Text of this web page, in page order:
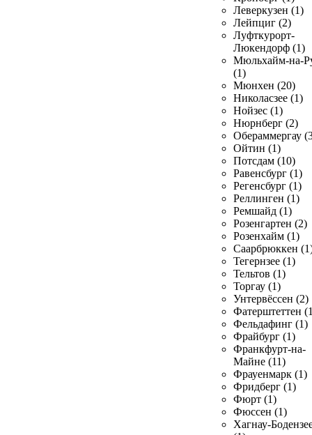
Леверкузен (1)
Лейпциг (2)
Луфткурорт-
Люкендорф (1)
Мюльхайм-на-
(1)
Мюнхен (20)
Николасзее (1)
Нойзес (1)
Нюрнберг (2)
Обераммергау
Ойтин (1)
Потсдам (10)
Равенсбург (1)
Регенсбург (1)
Реллинген (1)
Ремшайд (1)
Розенгартен (2)
Розенхайм (1)
Саарбрюккен
Тегернзее (1)
Тельтов (1)
Торгау (1)
Унтервёссен (2)
Фатерштеттен
Фельдафинг (1)
Фрайбург (1)
Франкфурт-на-
Майне (11)
Фрауенмарк (1)
Фридберг (1)
Фюрт (1)
Фюссен (1)
Хагнау-